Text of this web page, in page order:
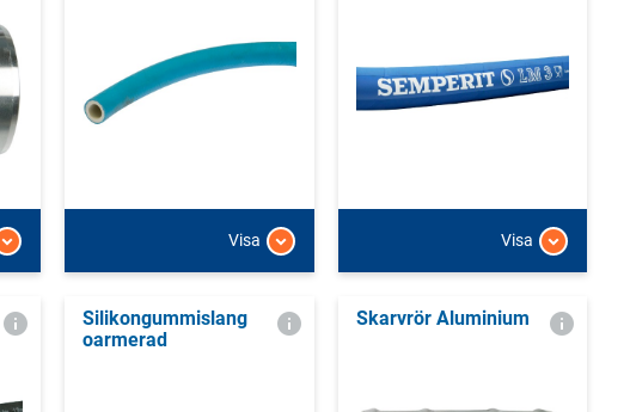
Visa Visa
Silikongummislang
oarmerad
Skarvrör Aluminium